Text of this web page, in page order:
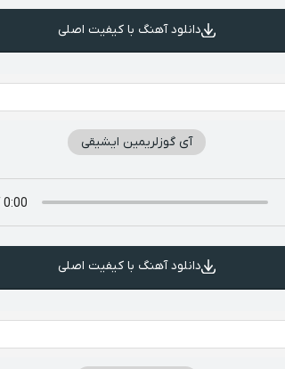
دانلود آهنگ با کیفیت اصلی
آی گوزلریمین ایشیقی
دانلود آهنگ با کیفیت اصلی